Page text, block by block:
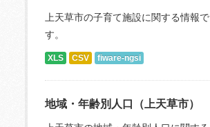
上天草市の子育て施設に関する情報で
す。
XLS CSV fiware-ngsi
地域・年齢別人口（上天草市）